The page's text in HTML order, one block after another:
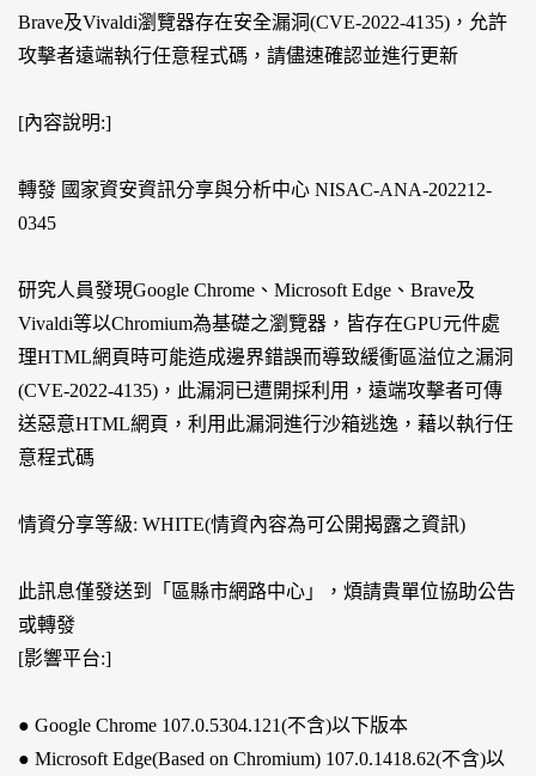
Brave及Vivaldi瀏覽器存在安全漏洞(CVE-2022-4135)，允許
攻擊者遠端執行任意程式碼，請儘速確認並進行更新
[內容說明:]
轉發 國家資安資訊分享與分析中心 NISAC-ANA-202212-
0345
研究人員發現Google Chrome、Microsoft Edge、Brave及
Vivaldi等以Chromium為基礎之瀏覽器，皆存在GPU元件處
理HTML網頁時可能造成邊界錯誤而導致緩衝區溢位之漏洞
(CVE-2022-4135)，此漏洞已遭開採利用，遠端攻擊者可傳
送惡意HTML網頁，利用此漏洞進行沙箱逃逸，藉以執行任
意程式碼
情資分享等級: WHITE(情資內容為可公開揭露之資訊)
此訊息僅發送到「區縣市網路中心」，煩請貴單位協助公告
或轉發
[影響平台:]
● Google Chrome 107.0.5304.121(不含)以下版本
● Microsoft Edge(Based on Chromium) 107.0.1418.62(不含)以